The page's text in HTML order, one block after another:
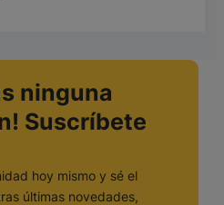
ninguna
Suscríbete
hoy mismo y sé el
últimas novedades,